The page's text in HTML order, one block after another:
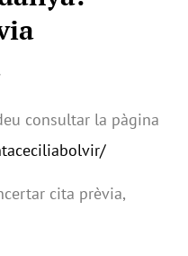
consultar la pàgina
cita prèvia,